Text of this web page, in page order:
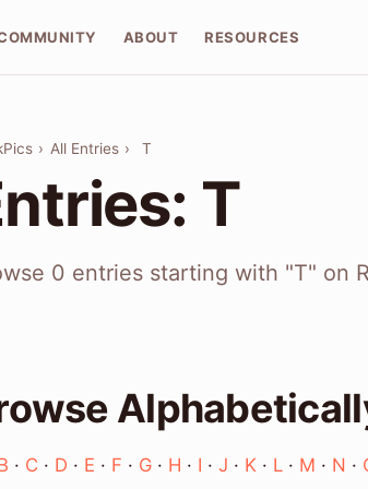
ABOUT RESOURCES
› All Entries › T
T
0 entries starting with "T" on
· C · D · E · F · G · H · I · J · K · L · M · N ·